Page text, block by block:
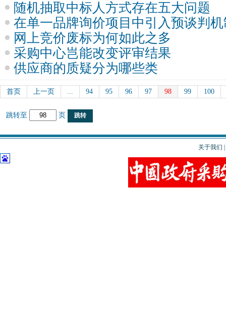
随机抽取中标人方式存在五大问题
在单一品牌询价项目中引入预谈判
网上竞价废标为何如此之多
采购中心岂能改变评审结果
供应商的质疑分为哪些类
首页 上一页 ... 94 95 96 97 98 99 100
跳转至 页
关于我们